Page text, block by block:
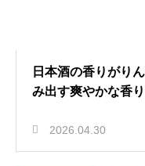
日本酒の香りがり
み出す爽やかな香
2026.04.30